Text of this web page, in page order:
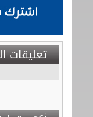
تعليقات